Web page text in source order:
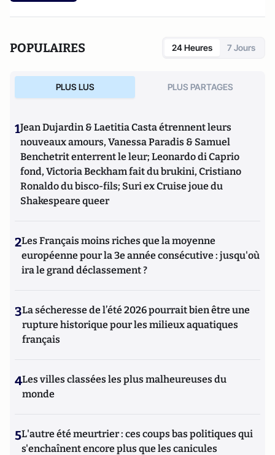
POPULAIRES 24 Heures 7 Jours
PLUS LUS PLUS PARTAGES
1Jean Dujardin & Laetitia Casta étrennent leurs
nouveaux amours, Vanessa Paradis & Samuel
Benchetrit enterrent le leur; Leonardo di Caprio
fond, Victoria Beckham fait du brukini, Cristiano
Ronaldo du bisco-fils; Suri ex Cruise joue du
Shakespeare queer
2Les Français moins riches que la moyenne
européenne pour la 3e année consécutive : jusqu'où
ira le grand déclassement ?
3La sécheresse de l’été 2026 pourrait bien être une
rupture historique pour les milieux aquatiques
français
4Les villes classées les plus malheureuses du
monde
5L'autre été meurtrier : ces coups bas politiques qui
s'enchaînent encore plus que les canicules